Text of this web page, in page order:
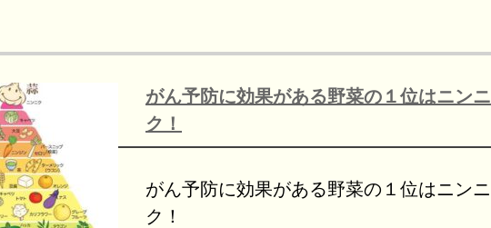
がん予防に効果がある野菜の１位はニンニ
ク！
がん予防に効果がある野菜の１位はニンニ
ク！